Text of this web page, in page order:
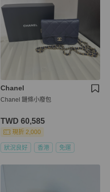
Chanel
Chanel 鏈條小廢包
TWD 60,585
現折 2,000
狀況良好 香港 免運